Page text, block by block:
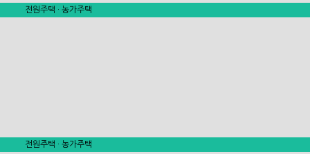
전원주택 · 농가주택
전원주택 · 농가주택